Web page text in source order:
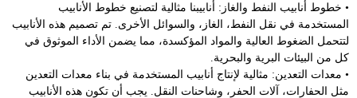
• خطوط أنابيب النفط والغاز: أنابيبنا مثالية لتصنيع خطوط الأنابيب
المستخدمة في نقل النفط، الغاز، والسوائل الأخرى. تم تصميم هذه الأنابيب
لتتحمل الضغوط العالية والمواد المؤكسدة، مما يضمن الأداء الموثوق في
كل من البيئات البرية والبحرية.
• معدات التعدين: مثالية لإنتاج أنابيب المستخدمة في بناء معدات التعدين
مثل الحفارات، آلات الحفر، وشاحنات النقل. يجب أن تكون هذه الأنابيب